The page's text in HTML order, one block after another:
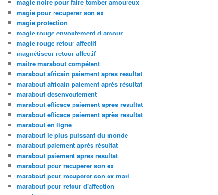
magie noire pour faire tomber amoureux
magie pour recuperer son ex
magie protection
magie rouge envoutement d amour
magie rouge retour affectif
magnétiseur retour affectif
maitre marabout compétent
marabout africain paiement apres resultat
marabout africain paiement après résultat
marabout desenvoutement
marabout efficace paiement apres resultat
marabout efficace paiement après resultat
marabout en ligne
marabout le plus puissant du monde
marabout paiement après résultat
marabout paiement apres resultat
marabout pour recuperer son ex
marabout pour recuperer son ex mari
marabout pour retour d'affection